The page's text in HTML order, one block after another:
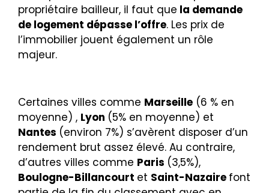
propriétaire bailleur, il faut que la demande
de logement dépasse l’offre. Les prix de
l’immobilier jouent également un rôle
majeur.
Certaines villes comme Marseille (6 % en
moyenne) , Lyon (5% en moyenne) et
Nantes (environ 7%) s’avèrent disposer d’un
rendement brut assez élevé. Au contraire,
d’autres villes comme Paris (3,5%),
Boulogne-Billancourt et Saint-Nazaire font